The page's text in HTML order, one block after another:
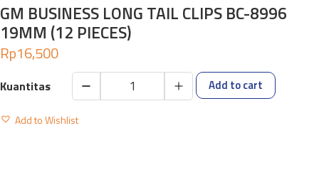
GM BUSINESS LONG TAIL CLIPS BC-8996
19MM (12 PIECES)
Rp16,500
GM
BUSINESS
Add to cart
Add to Wishlist